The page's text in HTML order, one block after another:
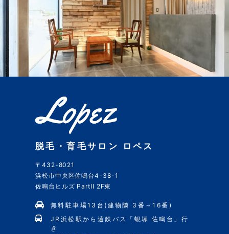
脱毛・育毛サロン ロペス
〒432-8021
浜松市中央区佐鳴台4-38-1
佐鳴台ヒルズ PartII 2F東
無料駐車場13台(建物隣 3番～16番)
JR浜松駅から遠鉄バス「蜆塚 佐鳴台」行
き